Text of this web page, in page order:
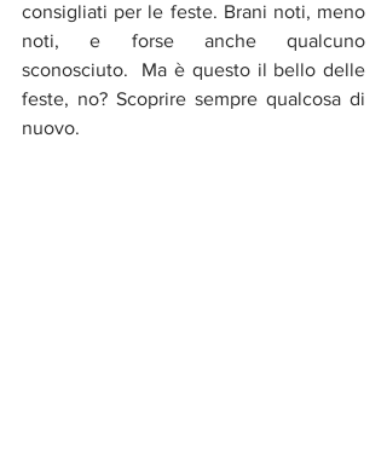
consigliati per le feste. Brani noti, meno
noti, e forse anche qualcuno
sconosciuto.  Ma è questo il bello delle
feste, no? Scoprire sempre qualcosa di
nuovo.